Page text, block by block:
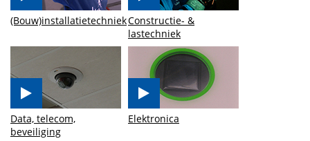
(Bouw)installatietechniekConstructie- &
lastechniek
Data, telecom,
beveiliging
Elektronica